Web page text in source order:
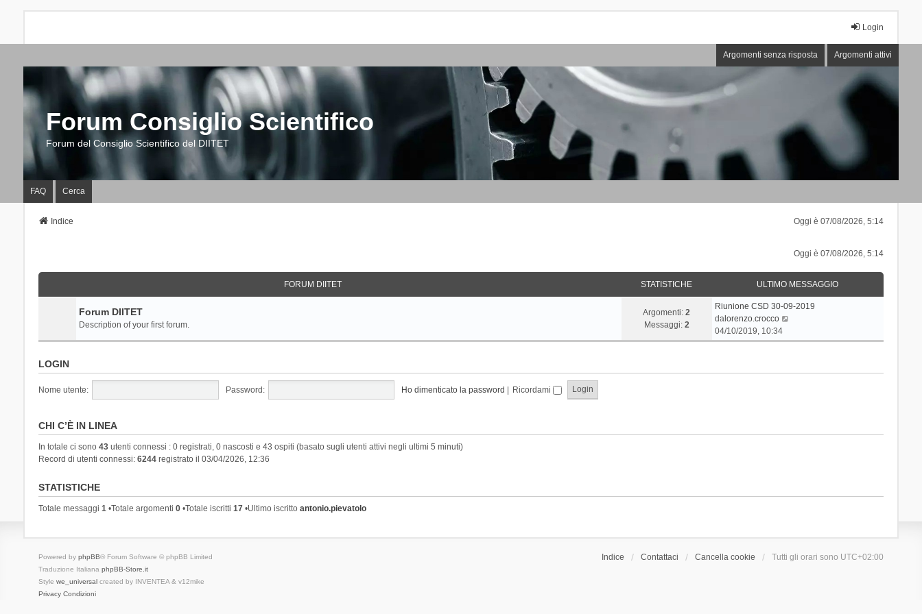
Login
Argomenti senza risposta Argomenti attivi
Forum Consiglio Scientifico
Forum del Consiglio Scientifico del DIITET
FAQ Cerca
Oggi è 07/08/2026, 5:14
Indice
Oggi è 07/08/2026, 5:14
FORUM DIITET STATISTICHE ULTIMO MESSAGGIO
Forum DIITET
Description of your first forum.
Argomenti:2
Messaggi: 2
Riunione CSD 30-09-2019
dalorenzo.crocco
d
o
04/10/2019, 10:34
LOGIN
Nome utente: Password: Ho dimenticato la password | Ricordami
CHI C’È IN LINEA
In totale ci sono 43utenti connessi : 0 registrati, 0 nascosti e 43 ospiti (basato sugli utenti attivi negli ultimi 5 minuti)
Record di utenti connessi: 6244registrato il 03/04/2026, 12:36
STATISTICHE
Totale messaggi 1•Totale argomenti 0•Totale iscritti 17•Ultimo iscritto antonio.pievatolo
Indice Contattaci Cancella cookie Tutti gli orari sono UTC+02:00
Powered by phpBB® Forum Software © phpBB Limited
Traduzione Italiana phpBB-Store.it
Style we_universalcreated by INVENTEA & v12mike
Privacy Condizioni